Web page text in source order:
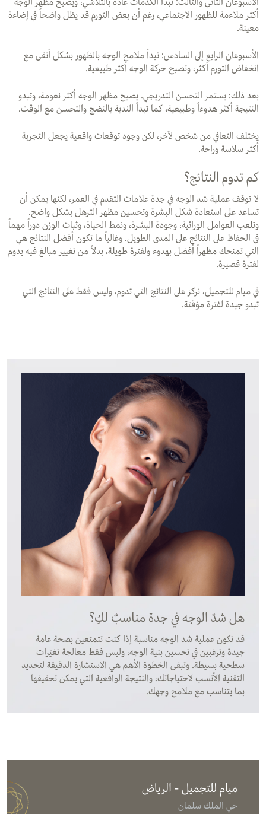
أكثر ملاءمة للظهور الاجتماعي، رغم أن بعض التورم قد يظل واضحاً في إضاءة
معينة.
الأسبوعان الرابع إلى السادس: تبدأ ملامح الوجه بالظهور بشكل أنقى مع
انخفاض التورم أكثر، وتصبح حركة الوجه أكثر طبيعية.
بعد ذلك: يستمر التحسن التدريجي. يصبح مظهر الوجه أكثر نعومة، وتبدو
النتيجة أكثر هدوءاً وطبيعية، كما تبدأ الندبة بالنضج والتحسن مع الوقت.
يختلف التعافي من شخص لآخر، لكن وجود توقعات واقعية يجعل التجربة
أكثر سلاسة وراحة.
كم تدوم النتائج؟
لا توقف عملية شد الوجه في جدة علامات التقدم في العمر، لكنها يمكن أن
تساعد على استعادة شكل البشرة وتحسين مظهر الترهل بشكل واضح.
وتلعب العوامل الوراثية، وجودة البشرة، ونمط الحياة، وثبات الوزن دوراً مهماً
في الحفاظ على النتائج على المدى الطويل. وغالباً ما تكون أفضل النتائج هي
التي تمنحك مظهراً أفضل بهدوء ولفترة طويلة، بدلاً من تغيير مبالغ فيه يدوم
لفترة قصيرة.
في ميام للتجميل، نركز على النتائج التي تدوم، وليس فقط على النتائج التي
تبدو جيدة لفترة مؤقتة.
هل شدّ الوجه في جدة مناسبٌ لكِ؟
قد تكون عملية شد الوجه مناسبة إذا كنت تتمتعين بصحة عامة
جيدة وترغبين في تحسين بنية الوجه، وليس فقط معالجة تغيّرات
سطحية بسيطة. وتبقى الخطوة الأهم هي الاستشارة الدقيقة لتحديد
التقنية الأنسب لاحتياجاتك، والنتيجة الواقعية التي يمكن تحقيقها
بما يتناسب مع ملامح وجهك.
ميام للتجميل - الرياض
حي الملك سلمان